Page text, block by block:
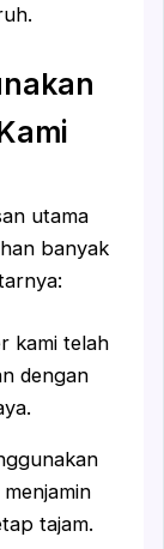
utama
banyak
kami telah
dengan
tajam.